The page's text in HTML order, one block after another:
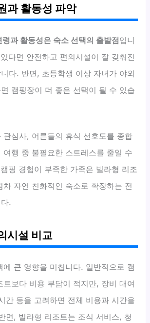
과 활동성 파악
과 활동성은 숙소 선택의 출발점입니
다면 안전하고 편의시설이 잘 갖춰진
다. 반면, 초등학생 이상 자녀가 야외
캠핑장이 더 좋은 선택이 될 수 있습
관심사, 어른들의 휴식 선호도를 종합
여행 중 불필요한 스트레스를 줄일 수
핑 경험이 부족한 가족은 빌라형 리조
차 자연 친화적인 숙소로 확장하는 전
.
시설 비교
에 큰 영향을 미칩니다. 일반적으로 캠
트보다 비용 부담이 적지만, 장비 대여
간 등을 고려하면 전체 비용과 시간을
면, 빌라형 리조트는 조식 서비스, 청